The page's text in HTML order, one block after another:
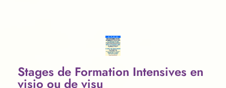
Stages de Formation Intensives en
visio ou de visu